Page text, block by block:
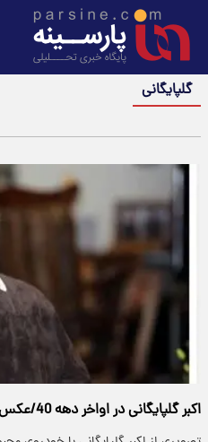
گلپایگانی
اکبر گلپایگانی در اواخر دهه 40/عکس